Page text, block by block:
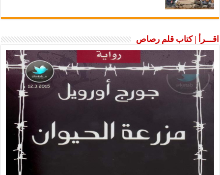
اقـــرأ | كتاب قلم رصاص